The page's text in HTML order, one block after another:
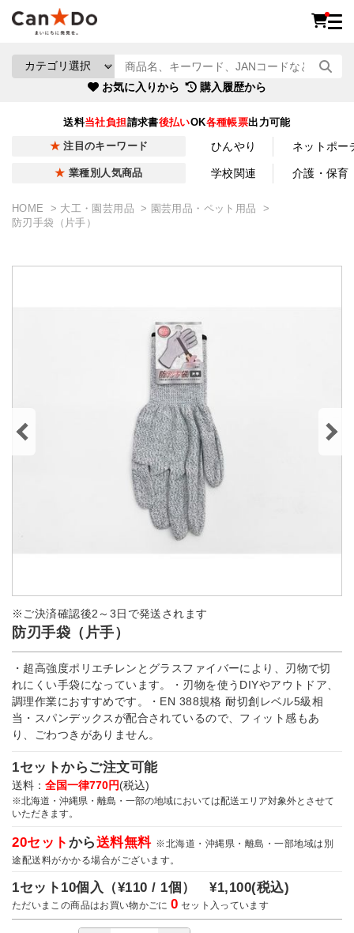
お気に入りから 購入履歴から
送料当社負担請求書後払いOK各種帳票出力可能
注目のキーワード ひんやり ネットポー
業種別人気商品 学校関連 介護・保育
HOME 大工・園芸用品
園芸用品・ペット用品
防刃手袋（片手）
※ご決済確認後2～3日で発送されます
防刃手袋（片手）
・超高強度ポリエチレンとグラスファイバーにより、刃物で切
れにくい手袋になっています。・刃物を使うDIYやアウトドア、
調理作業におすすめです。・EN 388規格 耐切創レベル5級相
当・スパンデックスが配合されているので、フィット感もあ
り、ごわつきがありません。
1セットからご注文可能
送料： 全国一律770円(税込)
※北海道・沖縄県・離島・一部の地域においては配送エリア対象外とさせて
いただきます。
20セット から送料無料 ※北海道・沖縄県・離島・一部地域は別
途配送料がかかる場合がございます。
1セット10個入（¥110 / 1個）¥1,100(税込)
ただいまこの商品はお買い物かごに0 セット入っています